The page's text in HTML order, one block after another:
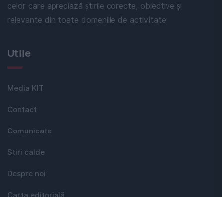
celor care apreciază știrile corecte, obiective și
relevante din toate domeniile de activitate
Utile
Media KIT
Contact
Comunicate
Stiri calde
Despre noi
Carta editorială